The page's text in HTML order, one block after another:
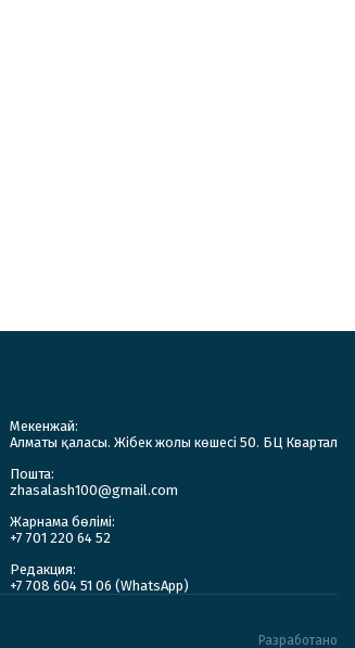
Мекенжай:
Алматы қаласы. Жібек жолы көшесі 50. БЦ Квартал
Пошта:
zhasalash100@gmail.com
Жарнама бөлімі:
+7 701 220 64 52
Редакция:
+7 708 604 51 06 (WhatsApp)
Разработано